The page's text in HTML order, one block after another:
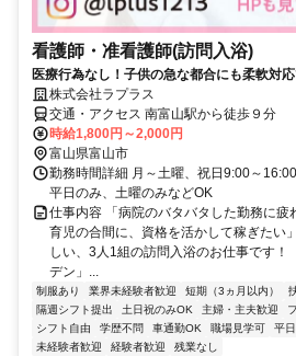
看護師・准看護師(訪問入浴)
医療行為なし！子供の急な都合にも柔軟対
株式会社ラプラス
交通・アクセス 南富山駅から徒歩９分
時給1,800円～2,000円
富山県富山市
勤務時間詳細 月～土曜、祝日9:00～
平日のみ、土曜のみなどOK
仕事内容 「病院のバタバタした勤務に
育児の合間に、資格を活かして稼ぎたい
しい、3人1組の訪問入浴のお仕事です！
デン」...
制服あり 業界未経験者歓迎 短期（3ヵ月以内）
隔週シフト提出
土日祝のみOK 主婦・主夫歓迎
シフト自由
学歴不問 車通勤OK 職場見学可 平
未経験者歓迎
経験者歓迎 残業なし